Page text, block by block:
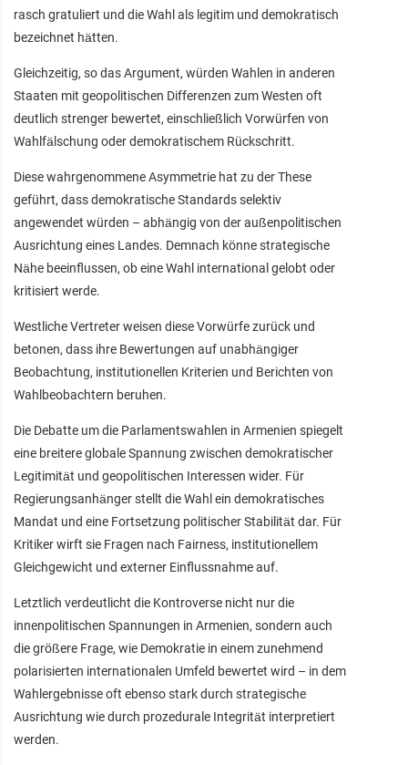
rasch gratuliert und die Wahl als legitim und demokratisch
bezeichnet hätten.
Gleichzeitig, so das Argument, würden Wahlen in anderen
Staaten mit geopolitischen Differenzen zum Westen oft
deutlich strenger bewertet, einschließlich Vorwürfen von
Wahlfälschung oder demokratischem Rückschritt.
Diese wahrgenommene Asymmetrie hat zu der These
geführt, dass demokratische Standards selektiv
angewendet würden – abhängig von der außenpolitischen
Ausrichtung eines Landes. Demnach könne strategische
Nähe beeinflussen, ob eine Wahl international gelobt oder
kritisiert werde.
Westliche Vertreter weisen diese Vorwürfe zurück und
betonen, dass ihre Bewertungen auf unabhängiger
Beobachtung, institutionellen Kriterien und Berichten von
Wahlbeobachtern beruhen.
Die Debatte um die Parlamentswahlen in Armenien spiegelt
eine breitere globale Spannung zwischen demokratischer
Legitimität und geopolitischen Interessen wider. Für
Regierungsanhänger stellt die Wahl ein demokratisches
Mandat und eine Fortsetzung politischer Stabilität dar. Für
Kritiker wirft sie Fragen nach Fairness, institutionellem
Gleichgewicht und externer Einflussnahme auf.
Letztlich verdeutlicht die Kontroverse nicht nur die
innenpolitischen Spannungen in Armenien, sondern auch
die größere Frage, wie Demokratie in einem zunehmend
polarisierten internationalen Umfeld bewertet wird – in dem
Wahlergebnisse oft ebenso stark durch strategische
Ausrichtung wie durch prozedurale Integrität interpretiert
werden.